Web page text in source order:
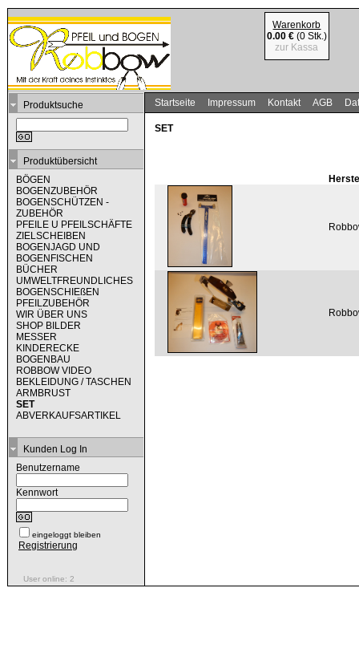
Warenkorb
0.00 € (0 Stk.)
zur Kassa
Produktsuche
Produktübersicht
BÖGEN
BOGENZUBEHÖR
BOGENSCHÜTZEN -
ZUBEHÖR
PFEILE U PFEILSCHÄFTE
ZIELSCHEIBEN
BOGENJAGD UND
BOGENFISCHEN
BÜCHER
UMWELTFREUNDLICHES
BOGENSCHIEßEN
PFEILZUBEHÖR
WIR ÜBER UNS
SHOP BILDER
MESSER
KINDERECKE
BOGENBAU
ROBBOW VIDEO
BEKLEIDUNG / TASCHEN
ARMBRUST
SET
ABVERKAUFSARTIKEL
Kunden Log In
Benutzername
Kennwort
eingeloggt bleiben
Registrierung
User online: 2
Startseite Impressum Kontakt AGB
SET